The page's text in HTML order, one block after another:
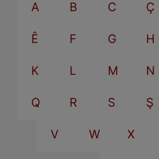
A B C Ç
Ê F G H
K L M N
Q R S Ş
V W X